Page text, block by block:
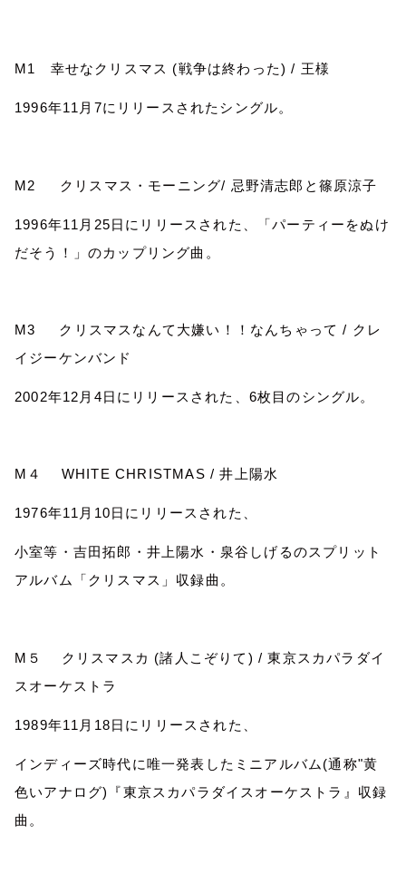
M1 幸せなクリスマス (戦争は終わった) / 王様
1996年11 月 7にリリースされたシングル。
M2 クリスマス・モーニング/ 忌野清志郎と篠原涼子
1996年11 月 25日にリリースされた、「パーティーをぬけ
だそう！」のカップリング曲。
M3 クリスマスなんて大嫌い！！なんちゃって/ クレ
イジーケンバンド
2002年12 月 4日にリリースされた、 6枚目のシングル。
M ４ WHITE CHRISTMAS /井上陽水
1976年11 月 10日にリリースされた、
小室等・吉田拓郎・井上陽水・泉谷しげるのスプリット
アルバム「クリスマス」収録曲。
M ５ クリスマスカ (諸人こぞりて ) /東京スカパラダイ
スオーケストラ
1989年11 月 18日にリリースされた、
インディーズ時代に唯一発表したミニアルバム (通称"黄
色いアナログ)
『東京スカパラダイスオーケストラ』収録
曲。